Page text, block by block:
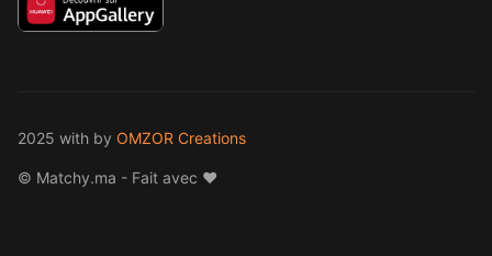
2025 with by OMZOR Creations
© Matchy.ma - Fait avec ❤️